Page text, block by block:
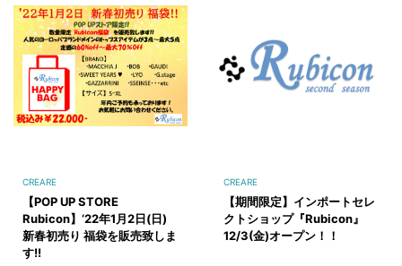
CREARE
【POP UP STORE
Rubicon】‘22年1月2日(日)
新春初売り 福袋を販売致しま
す!!
CREARE
【期間限定】インポートセレ
クトショップ『Rubicon』
12/3(金)オープン！！